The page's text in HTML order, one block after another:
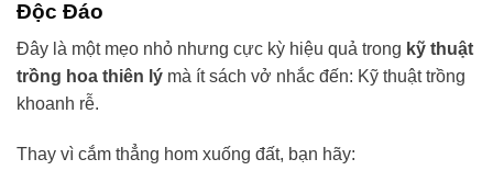
Độc Đáo
Đây là một mẹo nhỏ nhưng cực kỳ hiệu quả trong kỹ thuật
trồng hoa thiên lý mà ít sách vở nhắc đến: Kỹ thuật trồng
khoanh rễ.
Thay vì cắm thẳng hom xuống đất, bạn hãy: